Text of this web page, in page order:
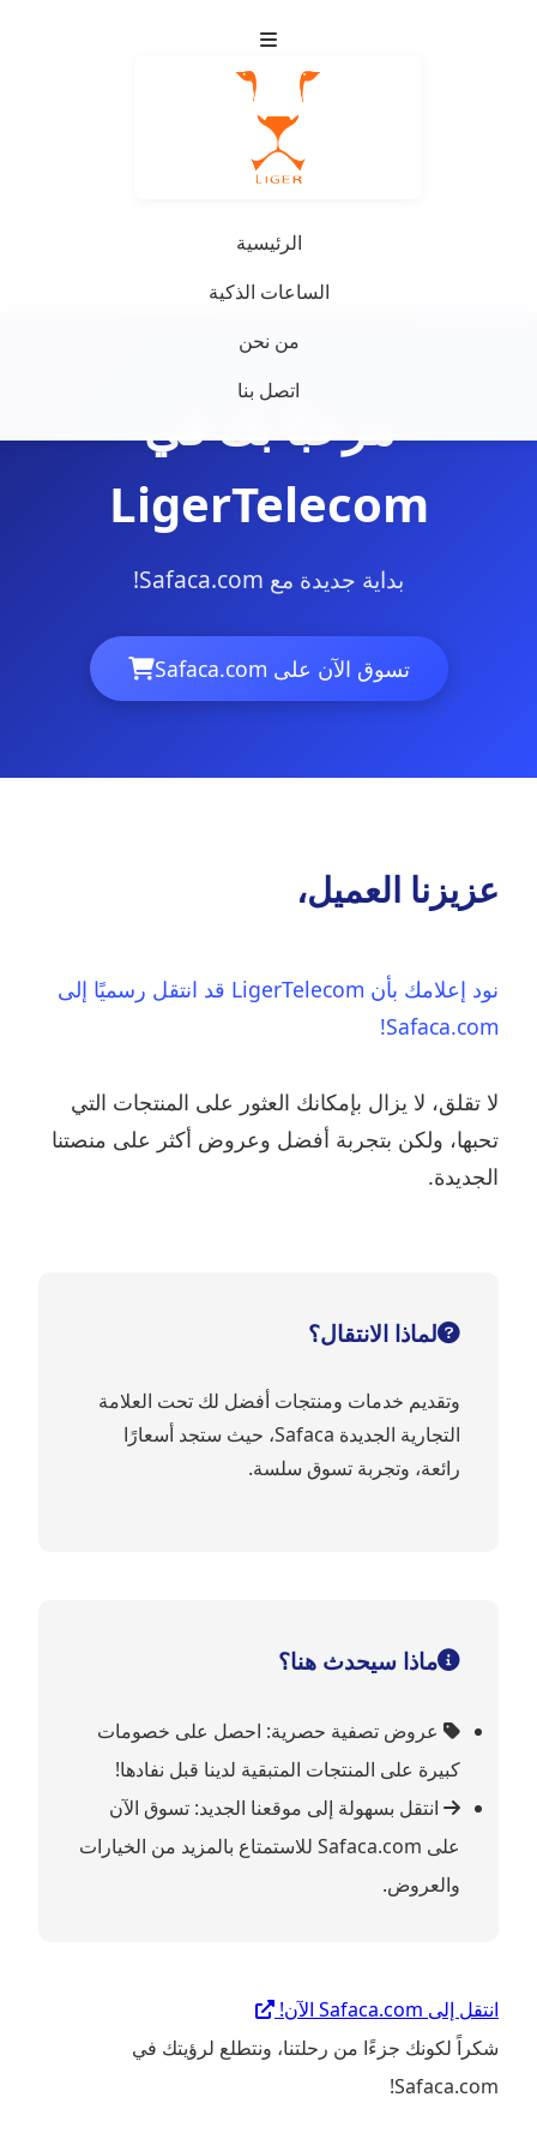
الرئيسية
الساعات الذكية
من نحن
اتصل بنا
مرحبًا بك في
LigerTelecom
بداية جديدة مع Safaca.com!
تسوق الآن على Safaca.com
عزيزنا العميل،
نود إعلامك بأن LigerTelecom قد انتقل رسميًا إلى
Safaca.com!
لا تقلق، لا يزال بإمكانك العثور على المنتجات التي
تحبها، ولكن بتجربة أفضل وعروض أكثر على منصتنا
الجديدة.
لماذا الانتقال؟
وتقديم خدمات ومنتجات أفضل لك تحت العلامة
التجارية الجديدة Safaca، حيث ستجد أسعارًا
رائعة، وتجربة تسوق سلسة.
ماذا سيحدث هنا؟
عروض تصفية حصرية: احصل على خصومات
كبيرة على المنتجات المتبقية لدينا قبل نفادها!
انتقل بسهولة إلى موقعنا الجديد: تسوق الآن
على Safaca.com للاستمتاع بالمزيد من الخيارات
والعروض.
انتقل إلى Safaca.com الآن!
شكراً لكونك جزءًا من رحلتنا، ونتطلع لرؤيتك في
Safaca.com!